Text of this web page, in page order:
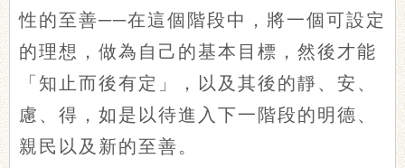
性的至善──在這個階段中，將一個可設定
的理想，做為自己的基本目標，然後才能
「知止而後有定」，以及其後的靜、安、
慮、得，如是以待進入下一階段的明德、
親民以及新的至善。